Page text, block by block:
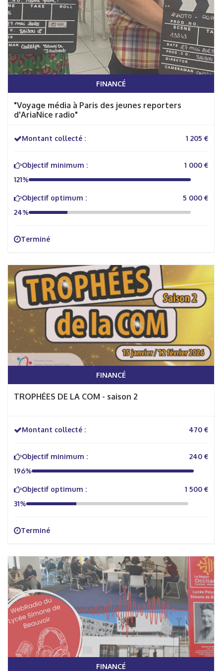
FINANCÉ
"Voyage média à Paris des jeunes reporters
d'AriaNice radio"
Montant collecté : 1 205 €
Objectif minimum :
1 000 €
121%
Objectif optimum :
5 000 €
24%
Terminé
FINANCÉ
TROPHÉES DE LA COM - saison 2
Montant collecté : 470 €
Objectif minimum :
240 €
196%
Objectif optimum :
1 500 €
31%
Terminé
FINANCÉ